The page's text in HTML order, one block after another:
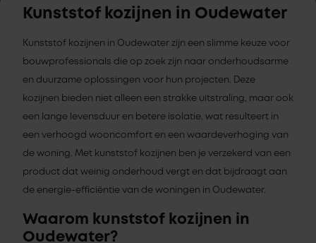
Kunststof kozijnen in Oudewater
Kunststof kozijnen in Oudewater zijn een slimme keuze voor
bouwprofessionals die op zoek zijn naar onderhoudsarme
en duurzame oplossingen voor hun projecten. Deze
kozijnen bieden niet alleen een strakke uitstraling, maar ook
een lange levensduur en betere isolatie, wat resulteert in
een verhoogd wooncomfort en een waardeverhoging van
de woning. Met kunststof kozijnen ben je verzekerd van een
product dat weinig onderhoud vergt en dat bijdraagt aan
de energie-efficiëntie van de woningen in Oudewater.
Waarom kunststof kozijnen in
Oudewater?